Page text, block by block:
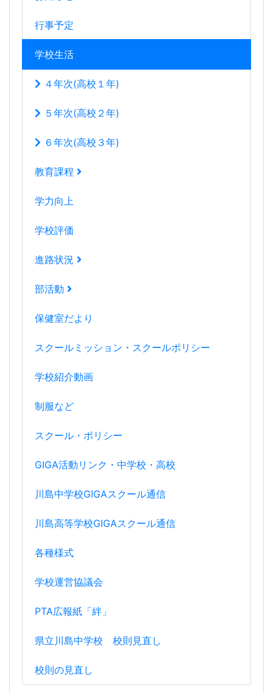
行事予定
学校生活
４年次(高校１年)
５年次(高校２年)
６年次(高校３年)
教育課程
学力向上
学校評価
進路状況
部活動
保健室だより
スクールミッション・スクールポリシー
学校紹介動画
制服など
スクール・ポリシー
GIGA活動リンク・中学校・高校
川島中学校GIGAスクール通信
川島高等学校GIGAスクール通信
各種様式
学校運営協議会
PTA広報紙「絆」
県立川島中学校 校則見直し
校則の見直し